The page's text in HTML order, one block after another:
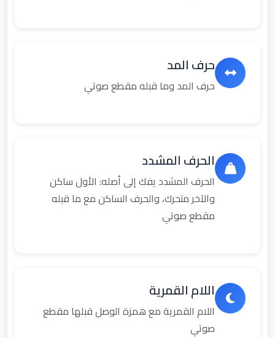
حرف المد
حرف المد وما قبله مقطع صوتي
الحرف المشدد
الحرف المشدد يفك إلى أصله: الأول ساكن
والآخر متحرك، والحرف الساكن مع ما قبله
مقطع صوتي
اللام القمرية
اللام القمرية مع همزة الوصل قبلها مقطع
صوتي